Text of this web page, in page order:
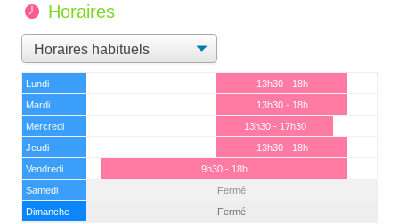
Horaires
Lundi
13h30 - 18h
Mardi
13h30 - 18h
Mercredi
13h30 - 17h30
Jeudi
13h30 - 18h
Vendredi
9h30 - 18h
Samedi
Fermé
Dimanche
Fermé